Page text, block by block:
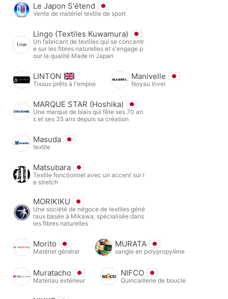
Le Japon S'étend
Vente de matériel textile de sport
Lingo (Textiles Kuwamura)
Un fabricant de textiles qui se concentr
e sur les fibres naturelles et s'engage p
our la qualité Made in Japan
LINTON
Tissus prêts à l'emploi
Manivelle
Noyau Invel
MARQUE STAR (Hoshika)
Une marque de biais qui fête ses 70 an
s et ses 35 ans depuis sa création
Masuda
textile
Matsubara
Textile fonctionnel avec un accent sur l
e stretch
MORIKIKU
Une société de négoce de textiles géné
raux basée à Mikawa, spécialisée dans
les fibres naturelles
Morito
Matériel général
MURATA
sangle en polypropylène
Muratacho
Matériau extérieur
NIFCO
Quincaillerie de boucle